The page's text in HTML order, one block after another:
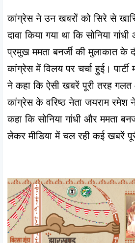
कांग्रेस ने उन खबरों को सिरे से
दावा किया गया था कि सोनिया
प्रमुख ममता बनर्जी की मुलाकात के
कांग्रेस में विलय पर चर्चा हुई।
ने कहा कि ऐसी खबरें पूरी तरह
कांग्रेस के वरिष्ठ नेता जयराम रमेश
कहा कि सोनिया गांधी और ममता
लेकर मीडिया में चल रही कई खबरें